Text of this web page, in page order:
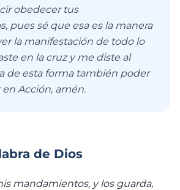
obedecer tus
pues sé que esa es la manera
la manifestación de todo lo
en la cruz y me diste al
de esta forma también poder
Acción, amén.
de Dios
mandamientos, y los guarda,